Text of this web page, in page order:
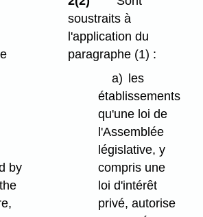
by
soustraits à
l'application du
paragraphe (1) :
a) les
établissements
qu'une loi de
l'Assemblée
législative, y
compris une
loi d'intérêt
privé, autorise